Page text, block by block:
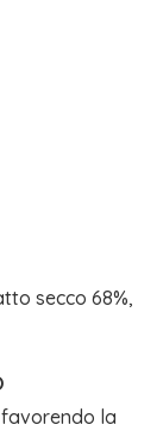
secco 68%,
la